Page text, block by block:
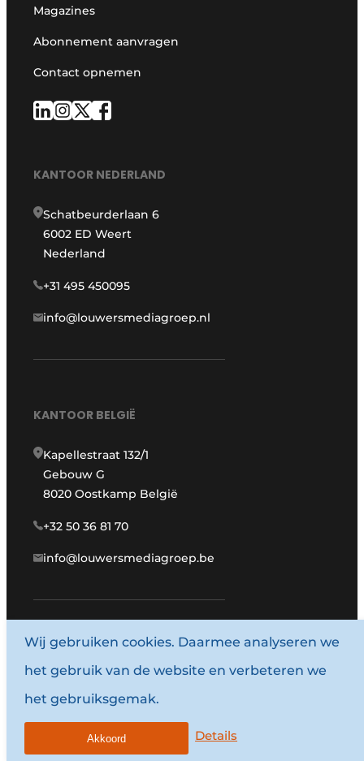
Magazines
Abonnement aanvragen
Contact opnemen
KANTOOR NEDERLAND
Schatbeurderlaan 6
6002 ED Weert
Nederland
+31 495 450095
info@louwersmediagroep.nl
KANTOOR BELGIË
Kapellestraat 132/1
Gebouw G
8020 Oostkamp België
+32 50 36 81 70
info@louwersmediagroep.be
www.louwersmediagroep.com
© 1987 - 2026 Louwersmediagroep.
Algemene voorwaarden
Wij gebruiken cookies. Daarmee analyseren we
het gebruik van de website en verbeteren we
het gebruiksgemak.
Details
Akkoord